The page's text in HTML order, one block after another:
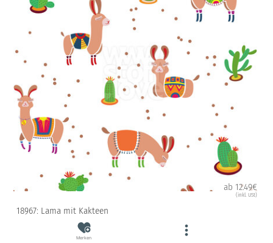
ab 12.49€
(inkl. USt)
18967: Lama mit Kakteen
Merken